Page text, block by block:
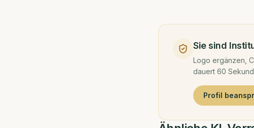
Sie sind
Logo ergänzen,
dauert 60
Profil